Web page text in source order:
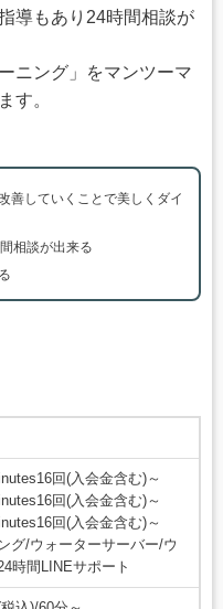
導もあり24時間相談が
ニング」をマンツーマ
す。
善していくことで美しくダイ
相談が出来る
回(入会金含む)～
回(入会金含む)～
回(入会金含む)～
グ/ウォーターサーバー/ウ
時間LINEサポート